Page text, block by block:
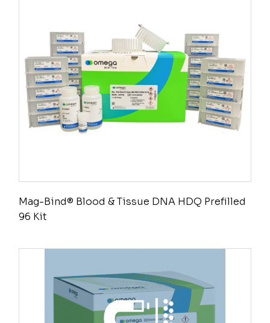
Mag-Bind® Blood & Tissue DNA HDQ Prefilled
96 Kit